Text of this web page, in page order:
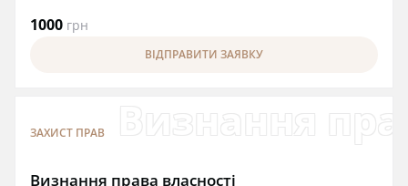
1000 грн
ВІДПРАВИТИ ЗАЯВКУ
ЗАХИСТ ПРАВ
Визнання права власності